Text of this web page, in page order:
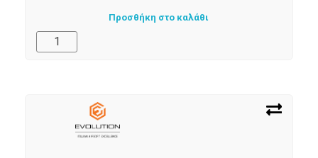
Προσθήκη στο καλάθι